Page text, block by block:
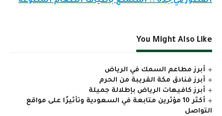
You Might Also Like
أبرز مطاعم السمك في الرياض
أبرز فنادق مكة القريبة من الحرم
أبرز كافيهات الرياض بإطلالة جميلة
أكثر 10 مؤثرين متابعة في السعودية وتأثيرًا على مواقع
التواصل